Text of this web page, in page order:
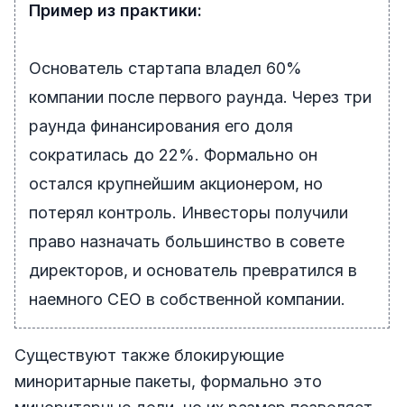
Пример из практики:
Основатель стартапа владел 60%
компании после первого раунда. Через три
раунда финансирования его доля
сократилась до 22%. Формально он
остался крупнейшим акционером, но
потерял контроль. Инвесторы получили
право назначать большинство в совете
директоров, и основатель превратился в
наемного CEO в собственной компании.
Существуют также блокирующие
миноритарные пакеты, формально это